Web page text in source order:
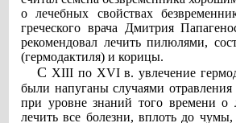
о лечебных свойствах
греческого врача Дмитрия
рекомендовал лечить пилюлями,
(гермодактиля) и корицы.
С XIII по XVI в. увлечение гермодактилем заметно ослабело, так как врачи, вероятно,
были напуганы случаями
при уровне знаний того времени о
лечить все болезни, вплоть до